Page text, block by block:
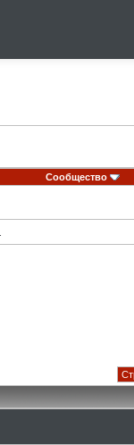
Сообщество